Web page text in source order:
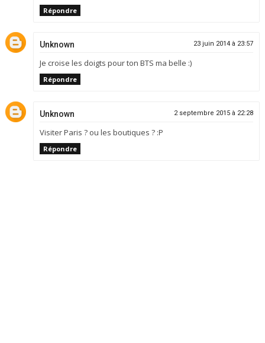
Répondre
Unknown 23 juin 2014 à 23:57
Je croise les doigts pour ton BTS ma belle :)
Répondre
Unknown 2 septembre 2015 à 22:28
Visiter Paris ? ou les boutiques ? :P
Répondre